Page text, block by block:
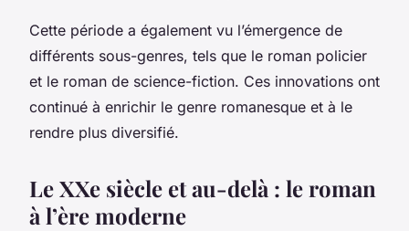
Cette période a également vu l’émergence de
différents sous-genres, tels que le roman policier
et le roman de science-fiction. Ces innovations ont
continué à enrichir le genre romanesque et à le
rendre plus diversifié.
Le XXe siècle et au-delà : le roman
à l’ère moderne